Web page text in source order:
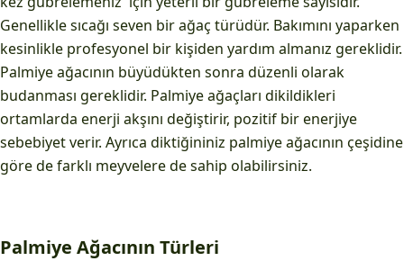
Genellikle sıcağı seven bir ağaç türüdür. Bakımını yaparken
kesinlikle profesyonel bir kişiden yardım almanız gereklidir.
Palmiye ağacının büyüdükten sonra düzenli olarak
budanması gereklidir. Palmiye ağaçları dikildikleri
ortamlarda enerji akşını değiştirir, pozitif bir enerjiye
sebebiyet verir. Ayrıca diktiğininiz palmiye ağacının çeşidine
göre de farklı meyvelere de sahip olabilirsiniz.
Palmiye Ağacının Türleri